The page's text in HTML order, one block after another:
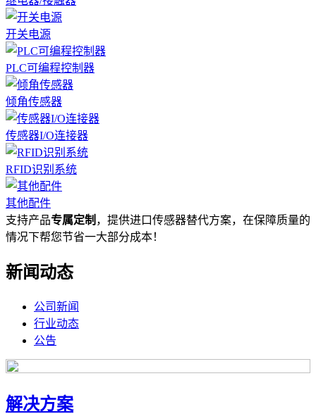
开关电源
PLC可编程控制器
倾角传感器
传感器I/O连接器
RFID识别系统
其他配件
支持产品专属定制 ，提供进口传感器替代方案，在保障质量的
情况下帮您节省一大部分成本！
新闻动态
公司新闻
行业动态
公告
解决方案